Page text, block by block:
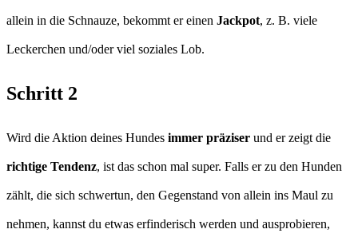
allein in die Schnauze, bekommt er einen Jackpot, z. B. viele
Leckerchen und/oder viel soziales Lob.
Schritt 2
Wird die Aktion deines Hundes immer präziser und er zeigt die
richtige Tendenz, ist das schon mal super. Falls er zu den Hunden
zählt, die sich schwertun, den Gegenstand von allein ins Maul zu
nehmen, kannst du etwas erfinderisch werden und ausprobieren,